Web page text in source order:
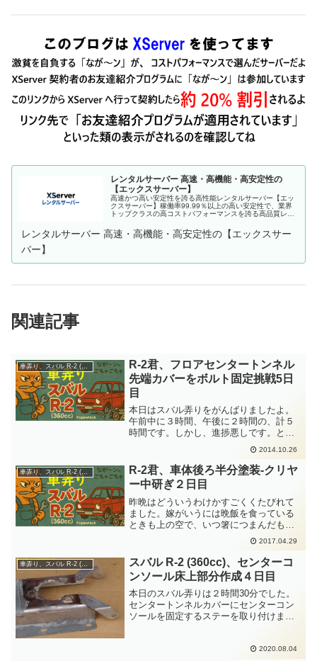
レンタルサーバー 高速・高機能・高安定性の
【エックスサーバー】
高速かつ高い安定性を誇る高性能レンタルサーバー【エッ
クスサーバー】稼働率99.99％以上の高い安定性で、業界
トップクラスの高コストパフォーマンスを誇る高品質レン
無料お試し10日間。
レンタルサーバー 高速・高機能・高安定性の【エックスサー
バー】
関連記事
車弄り、スバル R-2 (360cc)
R-2君、フロアセンタートンネル
先端カバーをボルト固定挑戦5日
目
本日はスバル弄りをがんばりましたよ。
午前中に３時間、午後に２時間の、計５
時間です。しかし、進捗悪しです。とい
うのは、日曜日だからねー。近所のお年
寄りたちが井戸端会議に来るのよねー(笑)
わざわざ、私が作業しているところに来
なくてもいいでしょ。...
2014.10.26
車弄り、スバル R-2 (360cc)
R-2君、車体後ろ半分塗装-クリヤ
ー中研ぎ２日目
昨晩はどういうわけかすごくくたびれて
ました。嫁がいうには晩飯を食っている
ときも上の空で、いつ箸につまんだもの
をポトリとするかと、ワクワクじゃなか
った心配してみていたんだそうです。晩
飯を食って、パソコンの前に座って本業
を少ししまして、ブログを...
2017.04.29
スバル R-2 (360cc)、センターコ
ンソール床上部分作成４日目
本日のスバル弄りは２時間30分でした。
センタートンネルカバーにセンターコン
ソールを固定するステーを取り付けま
ね合わせて厚紙で型紙を作ります。それ
2020.08.04